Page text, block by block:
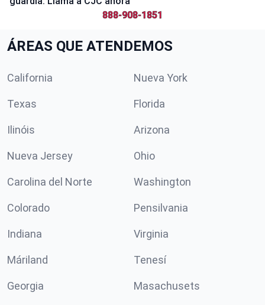
888-908-1851
ÁREAS QUE ATENDEMOS
California Nueva York
Texas Florida
Ilinóis Arizona
Nueva Jersey Ohio
Carolina del Norte Washington
Colorado Pensilvania
Indiana Virginia
Máriland Tenesí
Georgia Masachusets